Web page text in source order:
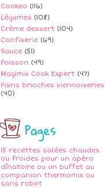
Cookeo (116)
Légumes (108)
Crème dessert (104)
Confiserie (69)
Sauce (51)
Poisson (49)
Magimix Cook Expert (47)
Pains brioches viennoiseries
(40)
Pages
15 recettes salées chaudes
ou froides pour un apéro
dînatoire ou un buffet au
companion thermomix ou
sans robot